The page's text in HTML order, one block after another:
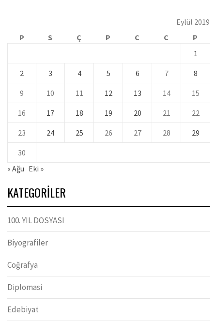
Eylül 2019
P
S Ç P C C
P
1
2 3 4 5 6 7 8
9 10 11 12 13 14 15
16 17 18 19 20 21 22
23 24 25 26 27 28 29
30
« Ağu Eki »
KATEGORILER
100. YIL DOSYASI
Biyografiler
Coğrafya
Diplomasi
Edebiyat